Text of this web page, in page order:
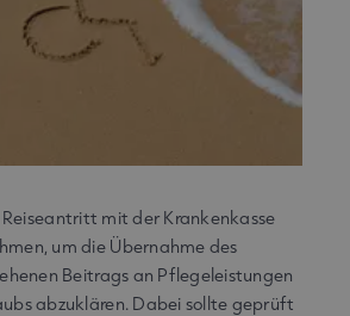
Reiseantritt mit der Krankenkasse
um die Übernahme des
Beitrags an Pflegeleistungen
abzuklären. Dabei sollte geprüft